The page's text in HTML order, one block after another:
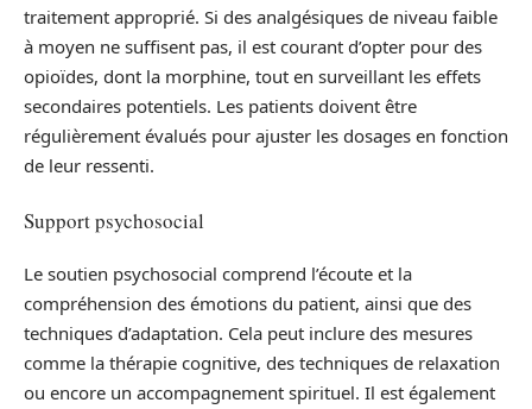
traitement approprié. Si des analgésiques de niveau faible
à moyen ne suffisent pas, il est courant d’opter pour des
opioïdes, dont la morphine, tout en surveillant les effets
secondaires potentiels. Les patients doivent être
régulièrement évalués pour ajuster les dosages en fonction
de leur ressenti.
Support psychosocial
Le soutien psychosocial comprend l’écoute et la
compréhension des émotions du patient, ainsi que des
techniques d’adaptation. Cela peut inclure des mesures
comme la thérapie cognitive, des techniques de relaxation
ou encore un accompagnement spirituel. Il est également